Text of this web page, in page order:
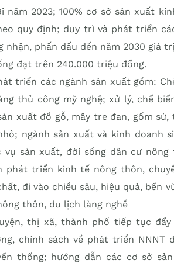
năm 2023; 100% cơ sở sản xuất
quy định; duy trì và phát triển
phấn đấu đến năm 2030 giá
đạt trên 240.000 triệu đồng.
triển các ngành sản xuất gồm:
thủ công mỹ nghệ; xử lý, chế
xuất đồ gỗ, mây tre đan, gốm
ngành sản xuất và kinh doanh
vụ sản xuất, đời sống dân cư
phát triển kinh tế nông thôn,
đi vào chiều sâu, hiệu quả, bền
thôn, du lịch làng nghề
thị xã, thành phố tiếp tục
chính sách về phát triển NNNT
thống; hướng dẫn các cơ sở